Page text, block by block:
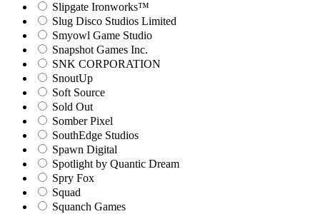
Slipgate Ironworks™
Slug Disco Studios Limited
Smyowl Game Studio
Snapshot Games Inc.
SNK CORPORATION
SnoutUp
Soft Source
Sold Out
Somber Pixel
SouthEdge Studios
Spawn Digital
Spotlight by Quantic Dream
Spry Fox
Squad
Squanch Games